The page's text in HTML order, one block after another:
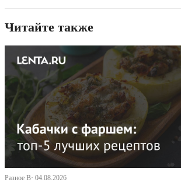
Читайте также
Разное В· 04.08.2026